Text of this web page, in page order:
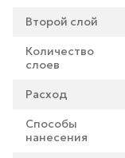
Второй слой
Количество
слоев
Расход
Способы
нанесения